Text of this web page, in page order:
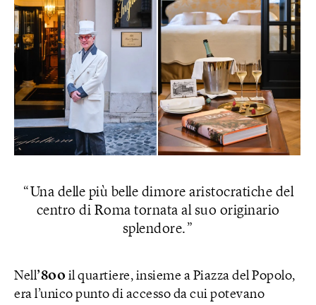
Una delle più belle dimore aristocratiche del
centro di Roma tornata al suo originario
splendore.
Nell’800 il quartiere, insieme a Piazza del Popolo,
era l’unico punto di accesso da cui potevano